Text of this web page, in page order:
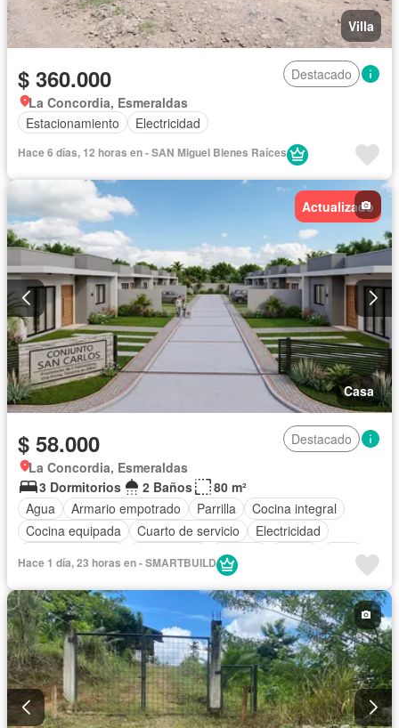
Villa
$ 360.000
Destacado
La Concordia, Esmeraldas
Estacionamiento
Electricidad
Hace 6 días, 12 horas en - SAN Miguel Bienes Raíces
Actualizado
Casa
$ 58.000
Destacado
La Concordia, Esmeraldas
3 Dormitorios
2 Baños
80 m²
Agua
Armario empotrado Parrilla
Cocina integral
Cocina equipada
Cuarto de servicio
Electricidad
Internet
Patio
Wifi
Completamente amoblado
Hace 1 día, 23 horas en - SMARTBUILD